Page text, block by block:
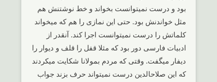
بود و درست نمیتوانست بخواند و خط نوشتنش هم
مثل خواندنش بود. حتی این نمازی را هم که میخواند
کلماتش را درست نمیتوانست اجرا کند. آنقدر از
ادبیات فارسی دور بود که مثلا قفل را قلف و دیوار را
دیفار میگفت. وقتی که مردم بمولانا شکایت میکردند
که این صلاحالدین درست نمیتواند حرف بزند جواب